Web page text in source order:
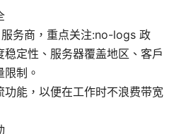
务商，重点关注:no-logs 政
稳定性、服务器覆盖地区、客户
制。
功能，以便在工作时不浪费带宽